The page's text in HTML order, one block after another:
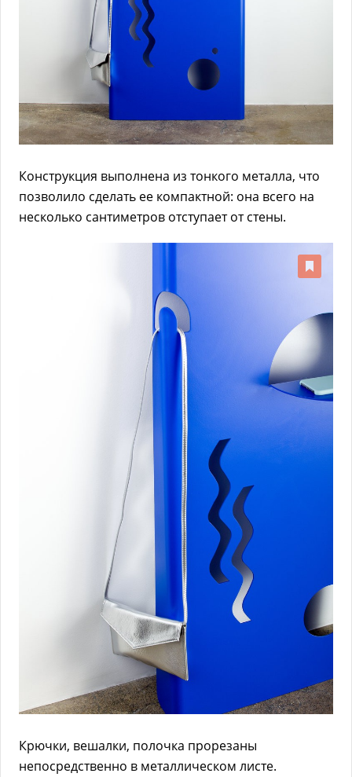
Конструкция выполнена из тонкого металла, что
позволило сделать ее компактной: она всего на
несколько сантиметров отступает от стены.
Крючки, вешалки, полочка прорезаны
непосредственно в металлическом листе.